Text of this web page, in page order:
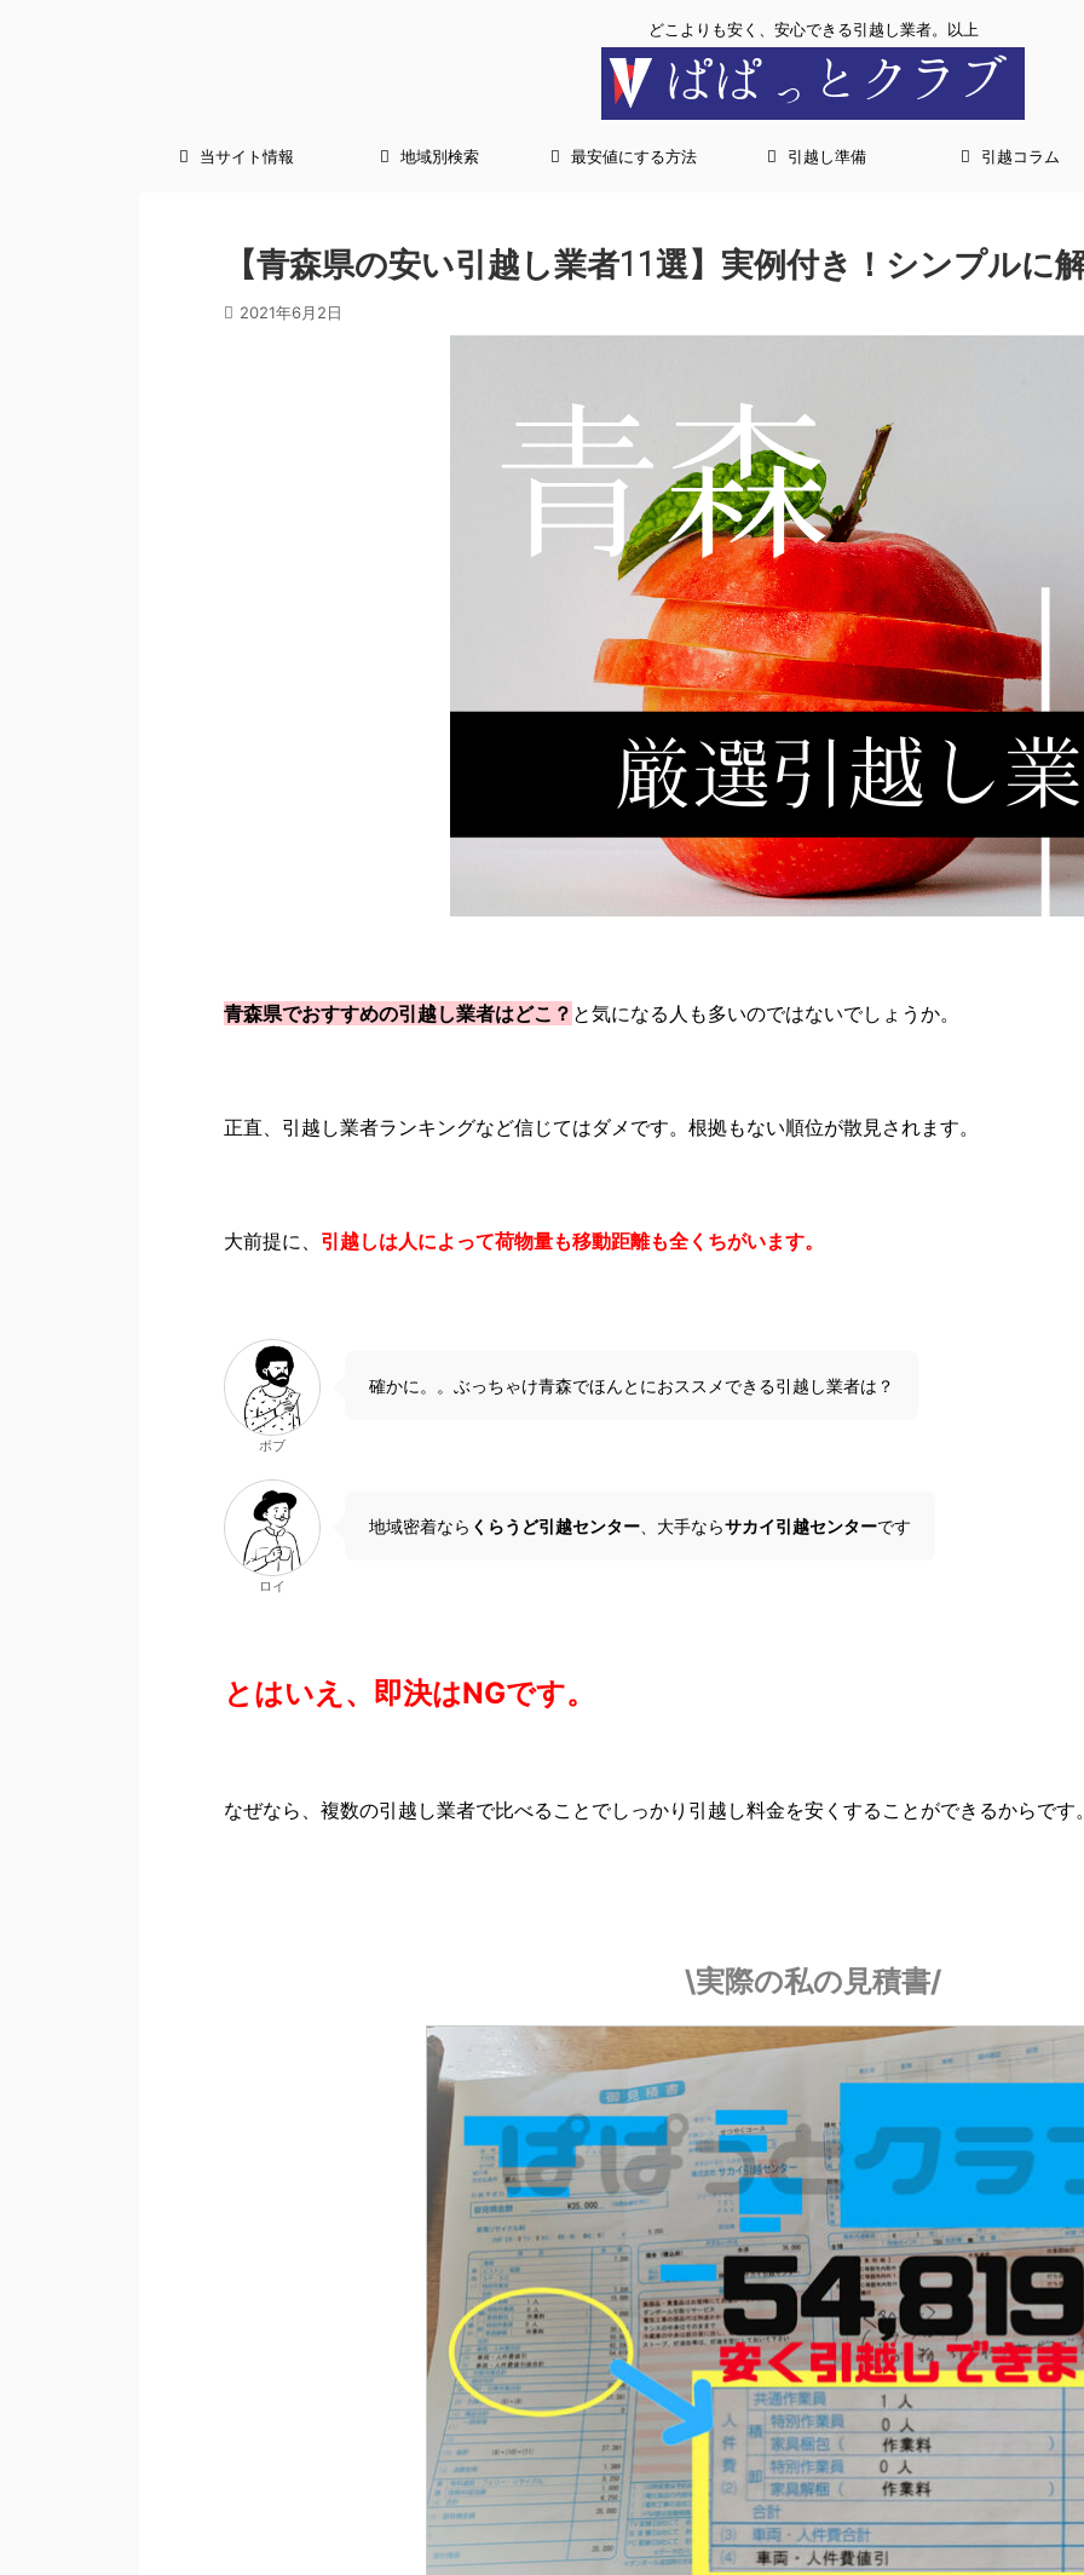
どこよりも安く、安心できる引越し業者。以上
当サイト情報 地域別検索 最安値にする方法 引越し準備 引越コラム
【青森県の安い引越し業者11選】実例付き！シンプルに
2021年6月2日
青森県でおすすめの引越し業者はどこ？ と気になる人も多いのではないでしょうか。
正直、引越し業者ランキングなど信じてはダメです。根拠もない順位が散見されます。
大前提に、 引越しは人によって荷物量も移動距離も全くちがいます。
ボブ
確かに。。ぶっちゃけ青森でほんとにおススメできる引越し業者は？
ロイ
地域密着なら くらうど引越センター 、大手ならサカイ引越センターです
とはいえ、即決はNGです。
なぜなら、複数の引越し業者で比べることでしっかり引越し料金を安くすることができるからです
\実際の私の見積書/